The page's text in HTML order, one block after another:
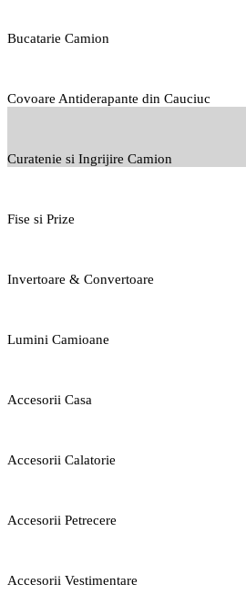
Bucatarie Camion
Covoare Antiderapante din Cauciuc
Curatenie si Ingrijire Camion
Fise si Prize
Invertoare & Convertoare
Lumini Camioane
Accesorii Casa
Accesorii Calatorie
Accesorii Petrecere
Accesorii Vestimentare